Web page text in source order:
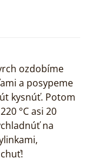
ozdobíme
a posypeme
kysnúť. Potom
°C asi 20
na